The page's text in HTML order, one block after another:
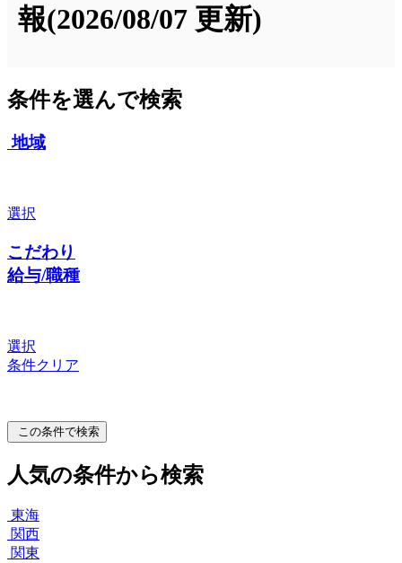
報(2026/08/07 更新)
条件を選んで検索
地域
選択
こだわり
給与/職種
選択
条件クリア
この条件で検索
人気の条件から検索
東海
関西
関東